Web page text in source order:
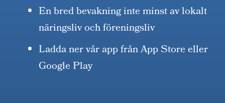
En bred bevakning inte minst av lokalt
näringsliv och föreningsliv
Ladda ner vår app från App Store eller
Google Play